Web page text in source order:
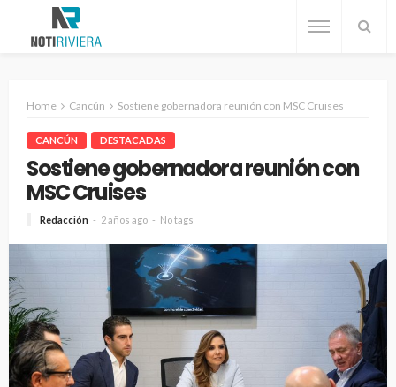
Home Cancún Sostiene gobernadora reunión con MSC Cruises
CANCÚN DESTACADAS
Sostiene gobernadora reunión con
MSC Cruises
Redacción 2 años ago No tags